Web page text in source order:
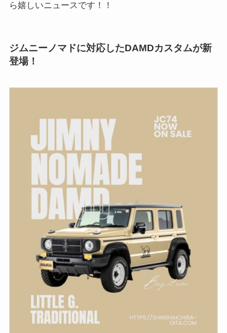
ら嬉しいニュースです！！
ジムニーノマドに対応したDAMDカスタムが新
登場！